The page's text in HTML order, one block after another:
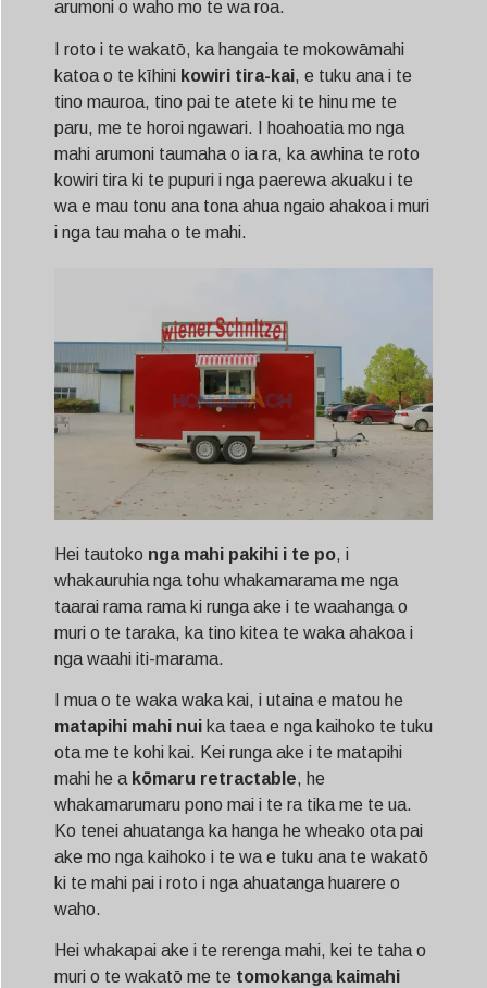
arumoni o waho mo te wa roa.
I roto i te wakatō, ka hangaia te mokowāmahi
katoa o te kīhini kowiri tira-kai, e tuku ana i te
tino mauroa, tino pai te atete ki te hinu me te
paru, me te horoi ngawari. I hoahoatia mo nga
mahi arumoni taumaha o ia ra, ka awhina te roto
kowiri tira ki te pupuri i nga paerewa akuaku i te
wa e mau tonu ana tona ahua ngaio ahakoa i muri
i nga tau maha o te mahi.
Hei tautoko nga mahi pakihi i te po, i
whakauruhia nga tohu whakamarama me nga
taarai rama rama ki runga ake i te waahanga o
muri o te taraka, ka tino kitea te waka ahakoa i
nga waahi iti-marama.
I mua o te waka waka kai, i utaina e matou he
matapihi mahi nui ka taea e nga kaihoko te tuku
ota me te kohi kai. Kei runga ake i te matapihi
mahi he a kōmaru retractable, he
whakamarumaru pono mai i te ra tika me te ua.
Ko tenei ahuatanga ka hanga he wheako ota pai
ake mo nga kaihoko i te wa e tuku ana te wakatō
ki te mahi pai i roto i nga ahuatanga huarere o
waho.
Hei whakapai ake i te rerenga mahi, kei te taha o
muri o te wakatō me te tomokanga kaimahi